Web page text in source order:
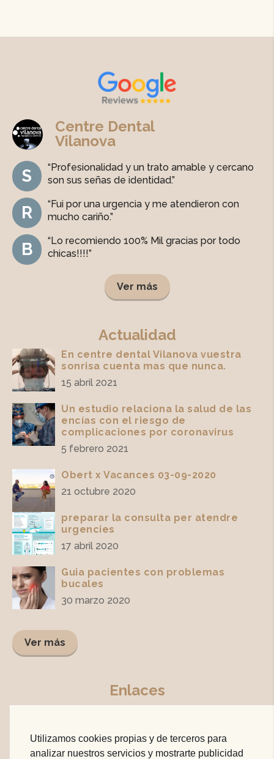
Utilizamos cookies propias y de terceros para
analizar nuestros servicios y mostrarte publicidad
Centre Dental
Vilanova
S “Profesionalidad y un trato amable y cercano
son sus señas de identidad.”
R
“Fui por una urgencia y me atendieron con
mucho cariño.”
B
“Lo recomiendo 100% Mil gracias por todo
chicas!!!!”
Ver más
Actualidad
En centre dental Vilanova vuestra
sonrisa cuenta mas que nunca.
15 abril 2021
Un estudio relaciona la salud de las
encías con el riesgo de
complicaciones por coronavirus
5 febrero 2021
Obert x Vacances 03-09-2020
21 octubre 2020
preparar la consulta per atendre
urgencies
17 abril 2020
Guia pacientes con problemas
bucales
30 marzo 2020
Ver más
Enlaces
Por qué Nosotros
Quiénes somos